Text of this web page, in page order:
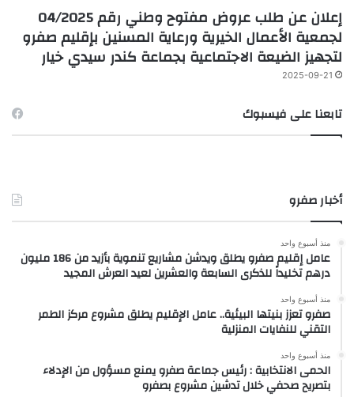
إعلان عن طلب عروض مفتوح وطني رقم 04/2025
لجمعية الأعمال الخيرية ورعاية المسنين بإقليم صفرو
لتجهيز الضيعة الاجتماعية بجماعة كندر سيدي خيار
2025-09-21
تابعنا على فيسبوك
أخبار صفرو
منذ أسبوع واحد
عامل إقليم صفرو يطلق ويدشن مشاريع تنموية بأزيد من 186 مليون
درهم تخليداً للذكرى السابعة والعشرين لعيد العرش المجيد
منذ أسبوع واحد
صفرو تعزز بنيتها البيئية.. عامل الإقليم يطلق مشروع مركز الطمر
التقني للنفايات المنزلية
منذ أسبوع واحد
الحمى الانتخابية : رئيس جماعة صفرو يمنع مسؤول من الإدلاء
بتصريح صحفي خلال تدشين مشروع بصفرو